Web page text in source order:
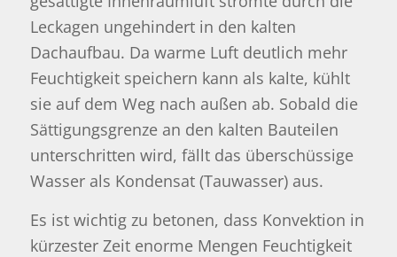
Leckagen ungehindert in den kalten
Dachaufbau. Da warme Luft deutlich mehr
Feuchtigkeit speichern kann als kalte, kühlt
sie auf dem Weg nach außen ab. Sobald die
Sättigungsgrenze an den kalten Bauteilen
unterschritten wird, fällt das überschüssige
Wasser als Kondensat (Tauwasser) aus.
Es ist wichtig zu betonen, dass Konvektion in
kürzester Zeit enorme Mengen Feuchtigkeit